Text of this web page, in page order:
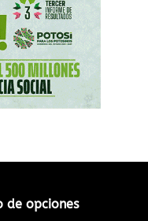
de opciones